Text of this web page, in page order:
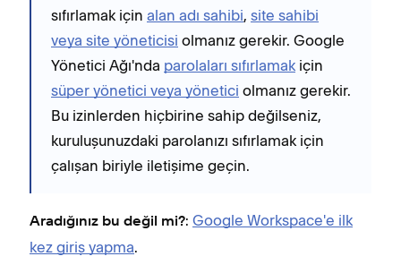
sıfırlamak için alan adı sahibi, site sahibi
veya site yöneticisi olmanız gerekir. Google
Yönetici Ağı'nda parolaları sıfırlamak için
süper yönetici veya yönetici olmanız gerekir.
Bu izinlerden hiçbirine sahip değilseniz,
kuruluşunuzdaki parolanızı sıfırlamak için
çalışan biriyle iletişime geçin.
Aradığınız bu değil mi?: Google Workspace'e ilk
kez giriş yapma.